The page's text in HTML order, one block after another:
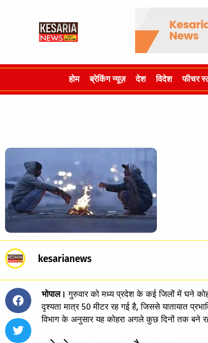
होम ब्रेकिंग न्यूज़ देश विदेश फीचर
kesarianews
भोपाल। गुरुवार को मध्य प्रदेश के कई जिलों में घने
दृश्यता मात्र 50 मीटर रह गई है, जिससे यातायात
विभाग के अनुसार यह कोहरा अगले कुछ दिनों तक बने